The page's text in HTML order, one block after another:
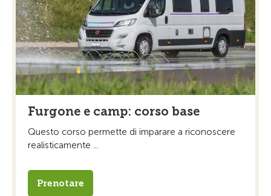
Furgone e camp: corso base
Questo corso permette di imparare a riconoscere
realisticamente ...
Prenotare